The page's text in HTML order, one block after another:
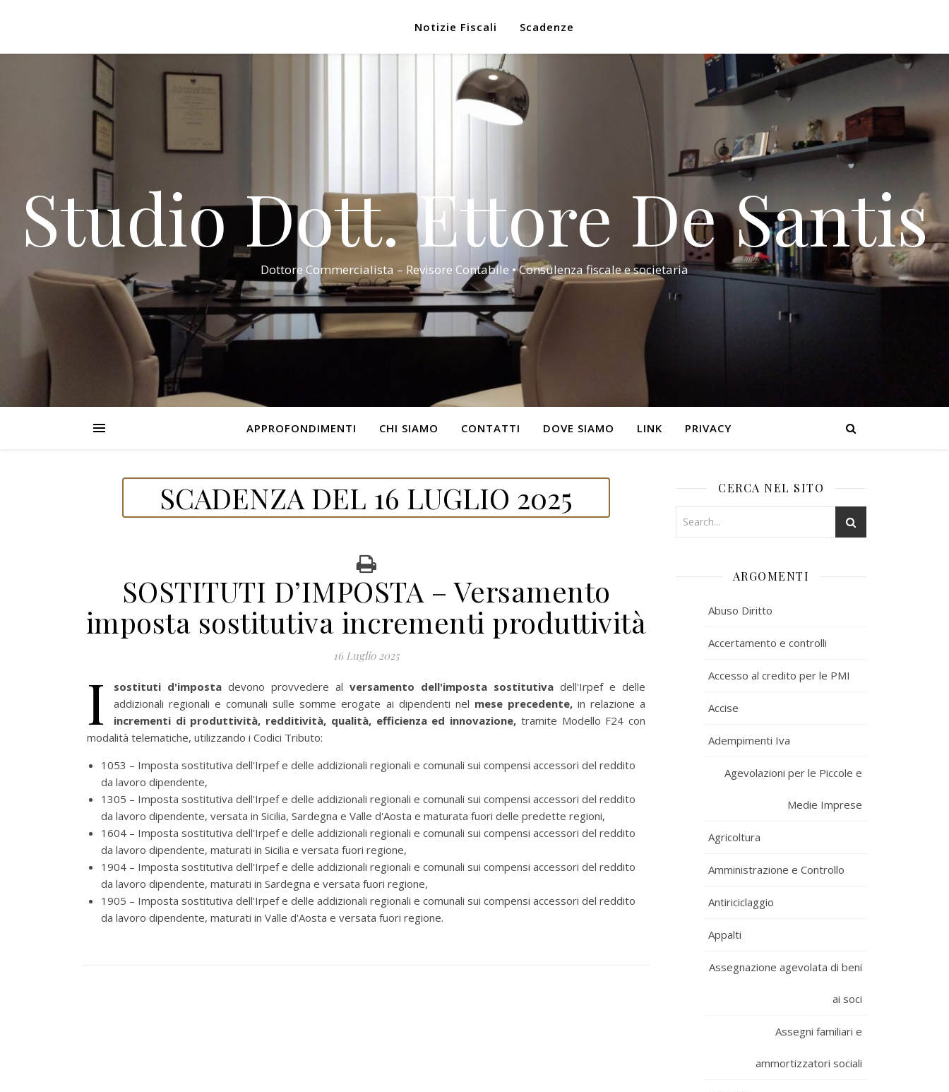
Notizie Fiscali Scadenze
Studio Dott. Ettore De Santis
Dottore Commercialista – Revisore Contabile • Consulenza fiscale e societaria
APPROFONDIMENTI CHI SIAMO CONTATTI DOVE SIAMO LINK PRIVACY
SCADENZA DEL 16 LUGLIO 2025
SOSTITUTI D’IMPOSTA – Versamento
imposta sostitutiva incrementi produttività
16 Luglio 2025
I sostituti d'imposta devono provvedere al versamento dell'imposta sostitutiva dell'Irpef e delle
addizionali regionali e comunali sulle somme erogate ai dipendenti nel mese precedente,in relazione a
incrementi di produttività, redditività, qualità, efficienza ed innovazione, tramite Modello F24 con
modalità telematiche, utilizzando i Codici Tributo:
1053 – Imposta sostitutiva dell'Irpef e delle addizionali regionali e comunali sui compensi accessori del reddito
da lavoro dipendente,
1305 – Imposta sostitutiva dell'Irpef e delle addizionali regionali e comunali sui compensi accessori del reddito
da lavoro dipendente, versata in Sicilia, Sardegna e Valle d'Aosta e maturata fuori delle predette regioni,
1604 – Imposta sostitutiva dell'Irpef e delle addizionali regionali e comunali sui compensi accessori del reddito
da lavoro dipendente, maturati in Sicilia e versata fuori regione,
1904 – Imposta sostitutiva dell'Irpef e delle addizionali regionali e comunali sui compensi accessori del reddito
da lavoro dipendente, maturati in Sardegna e versata fuori regione,
1905 – Imposta sostitutiva dell'Irpef e delle addizionali regionali e comunali sui compensi accessori del reddito
da lavoro dipendente, maturati in Valle d'Aosta e versata fuori regione.
CERCA NEL SITO
ARGOMENTI
Abuso Diritto
Accertamento e controlli
Accesso al credito per le PMI
Accise
Adempimenti Iva
Agevolazioni per le Piccole e
Medie Imprese
Agricoltura
Amministrazione e Controllo
Antiriciclaggio
Appalti
Assegnazione agevolata di beni
ai soci
Assegni familiari e
ammortizzatori sociali